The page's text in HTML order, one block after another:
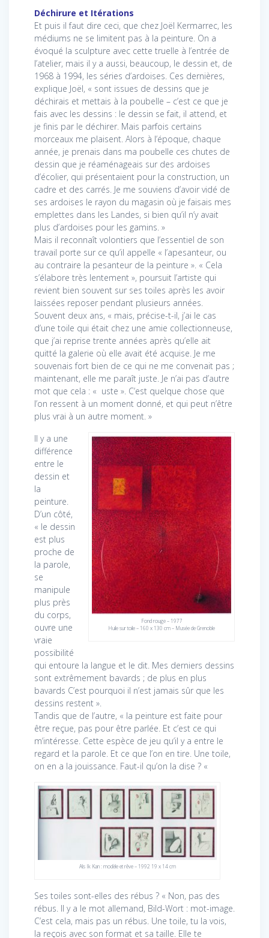
Déchirure et Itérations
Et puis il faut dire ceci, que chez Joël Kermarrec, les
médiums ne se limitent pas à la peinture. On a
évoqué la sculpture avec cette truelle à l’entrée de
l’atelier, mais il y a aussi, beaucoup, le dessin et, de
1968 à 1994, les séries d’ardoises. Ces dernières,
explique Joël, « sont issues de dessins que je
déchirais et mettais à la poubelle – c’est ce que je
fais avec les dessins : le dessin se fait, il attend, et
je finis par le déchirer. Mais parfois certains
morceaux me plaisent. Alors à l’époque, chaque
année, je prenais dans ma poubelle ces chutes de
dessin que je réaménageais sur des ardoises
d’écolier, qui présentaient pour la construction, un
cadre et des carrés. Je me souviens d’avoir vidé de
ses ardoises le rayon du magasin où je faisais mes
emplettes dans les Landes, si bien qu’il n’y avait
plus d’ardoises pour les gamins. »
Mais il reconnaît volontiers que l’essentiel de son
travail porte sur ce qu’il appelle « l’apesanteur, ou
au contraire la pesanteur de la peinture ». « Cela
s’élabore très lentement », poursuit l’artiste qui
revient bien souvent sur ses toiles après les avoir
laissées reposer pendant plusieurs années.
Souvent deux ans, « mais, précise-t-il, j’ai le cas
d’une toile qui était chez une amie collectionneuse,
que j’ai reprise trente années après qu’elle ait
quitté la galerie où elle avait été acquise. Je me
souvenais fort bien de ce qui ne me convenait pas ;
maintenant, elle me paraît juste. Je n’ai pas d’autre
mot que cela : « uste ». C’est quelque chose que
l’on ressent à un moment donné, et qui peut n’être
plus vrai à un autre moment. »
Fond rouge – 1977
Huile sur toile – 160 x 130 cm – Musée de Grenoble
Il y a une
différence
entre le
dessin et
la
peinture.
D’un côté,
« le dessin
est plus
proche de
la parole,
se
manipule
plus près
du corps,
ouvre une
vraie
possibilité
qui entoure la langue et le dit. Mes derniers dessins
sont extrêmement bavards ; de plus en plus
bavards C’est pourquoi il n’est jamais sûr que les
dessins restent ».
Tandis que de l’autre, « la peinture est faite pour
être reçue, pas pour être parlée. Et c’est ce qui
m’intéresse. Cette espèce de jeu qu’il y a entre le
regard et la parole. Et ce que l’on en tire. Une toile,
on en a la jouissance. Faut-il qu’on la dise ? «
Als Ik Kan : modèle et rêve – 1992 19 x 14 cm
Ses toiles sont-elles des rébus ? « Non, pas des
rébus. Il y a le mot allemand, Bild-Wort : mot-image.
C’est cela, mais pas un rébus. Une toile, tu la vois,
la reçois avec son format et sa taille. Elle te